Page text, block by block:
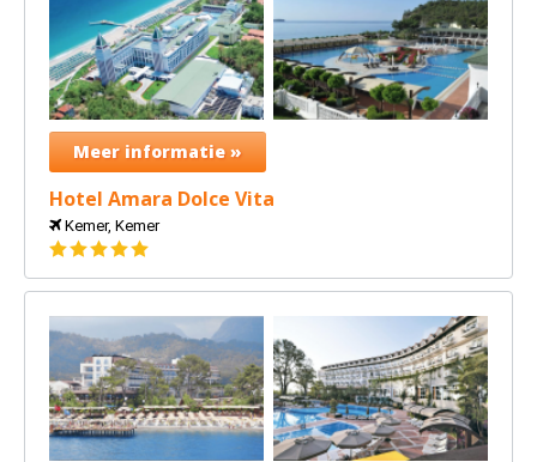
Meer informatie »
Hotel Amara Dolce Vita
Kemer, Kemer
5